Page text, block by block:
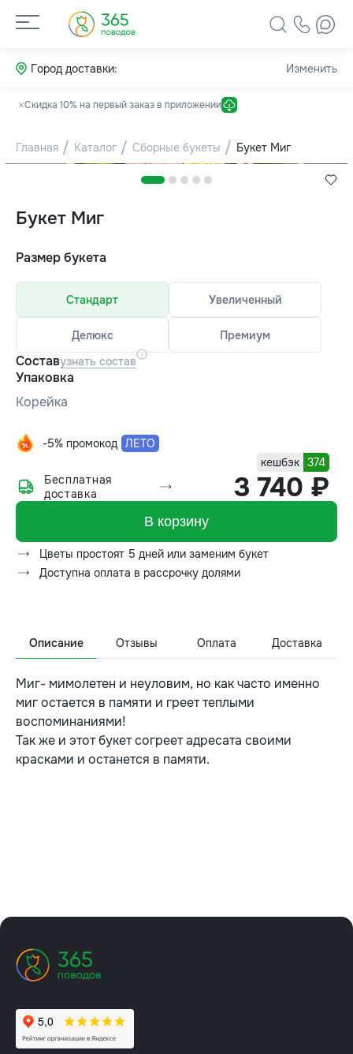
Город доставки: Изменить
Скидка 10% на первый заказ в приложении
Главная Каталог Сборные букеты Букет Миг
Букет Миг
Размер букета
Стандарт Увеличенный
Делюкс Премиум
Составузнать состав
Упаковка
Корейка
-5% промокод ЛЕТО
кешбэк 374
3 740 ₽
Бесплатная
доставка
В корзину
Цветы простоят 5 дней или заменим букет
Доступна оплата в рассрочку долями
Описание Отзывы Оплата Доставка
Миг- мимолетен и неуловим, но как часто именно
миг остается в памяти и греет теплыми
воспоминаниями!
Так же и этот букет согреет адресата своими
красками и останется в памяти.